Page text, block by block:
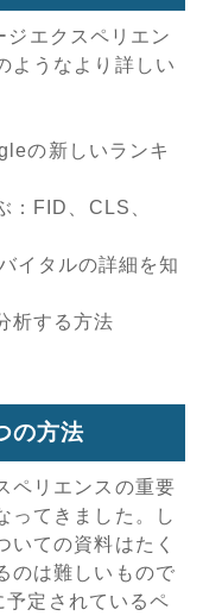
エクスペリエン
ようなより詳しい
の新しいランキ
：FID、CLS、
イタルの詳細を知
析する方法
の方法
ペリエンスの重要
ってきました。し
いての資料はたく
のは難しいもので
定されているペ